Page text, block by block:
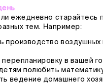
ежедневно старайтесь
тем. Например:
производство воздушных
перепланировку в вашей
полюбить
ведение домашнего